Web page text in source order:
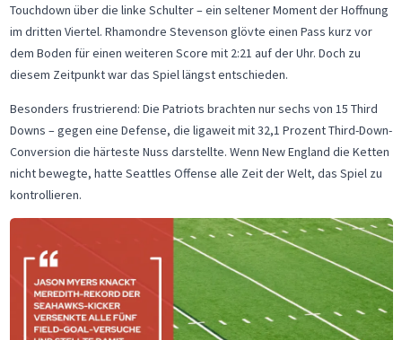
Touchdown über die linke Schulter – ein seltener Moment der Hoffnung
im dritten Viertel. Rhamondre Stevenson glövte einen Pass kurz vor
dem Boden für einen weiteren Score mit 2:21 auf der Uhr. Doch zu
diesem Zeitpunkt war das Spiel längst entschieden.
Besonders frustrierend: Die Patriots brachten nur sechs von 15 Third
Downs – gegen eine Defense, die ligaweit mit 32,1 Prozent Third-Down-
Conversion die härteste Nuss darstellte. Wenn New England die Ketten
nicht bewegte, hatte Seattles Offense alle Zeit der Welt, das Spiel zu
kontrollieren.